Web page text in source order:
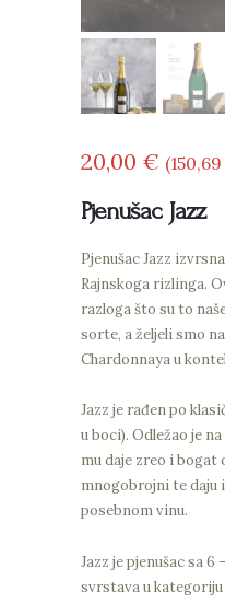
20 00 € (150 69
Pjenušac Jazz
Pjenušac Jazz
Rajnskoga rizlinga.
razloga što su to
sorte, a željeli smo
Chardonnaya u
Jazz je rađen po
u boci). Odležao je
mu daje zreo i
mnogobrojni te daju
posebnom vinu.
Jazz je pjenušac sa
svrstava u kategoriju